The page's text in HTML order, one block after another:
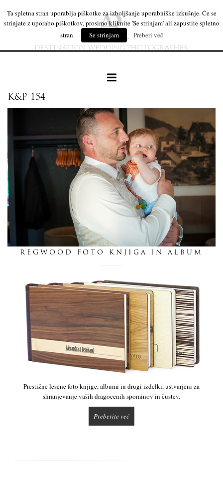
naše delo
leseni izdelki
dnevnik
K&P 154
REGWOOD FOTO KNJIGA IN ALBUM
Prestižne lesene foto knjige, albumi in drugi izdelki, ustvarjeni za
shranjevanje vaših dragocenih spominov in čustev.
Preberite več
Ta spletna stran uporablja piškotke za izboljšanje uporabniške izkušnje. Če se
strinjate z uporabo piškotkov, prosimo kliknite 'Se strinjam' ali zapustite spletno
stran.
Se strinjam Preberi več